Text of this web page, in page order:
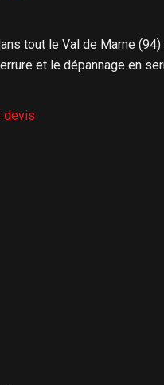
tout le Val de Marne (94)
et le dépannage en
devis